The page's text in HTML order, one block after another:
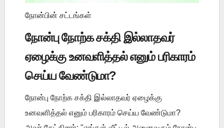
நோன்பின் சட்டங்கள்
நோன்பு நோற்க சக்தி இல்லாதவர்
ஏழைக்கு உனவளித்தல் எனும் பரிகாரம்
செய்ய வேண்டுமா?
நோன்பு நோற்க சக்தி இல்லாதவர் ஏழைக்கு
உனவளித்தல் எனும் பரிகாரம் செய்ய வேண்டுமா?